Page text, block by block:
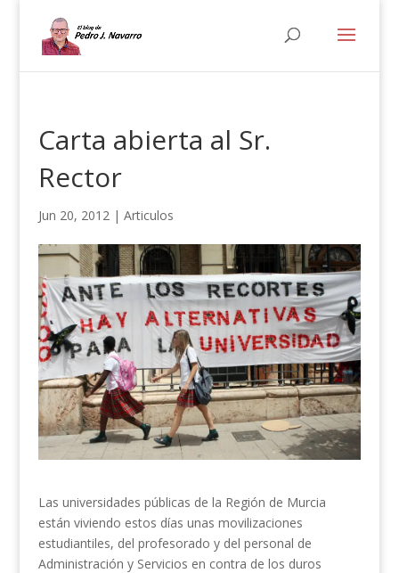
Carta abierta al Sr.
Rector
Jun 20, 2012| Articulos
Las universidades públicas de la Región de Murcia
están viviendo estos días unas movilizaciones
estudiantiles, del profesorado y del personal de
Administración y Servicios en contra de los duros